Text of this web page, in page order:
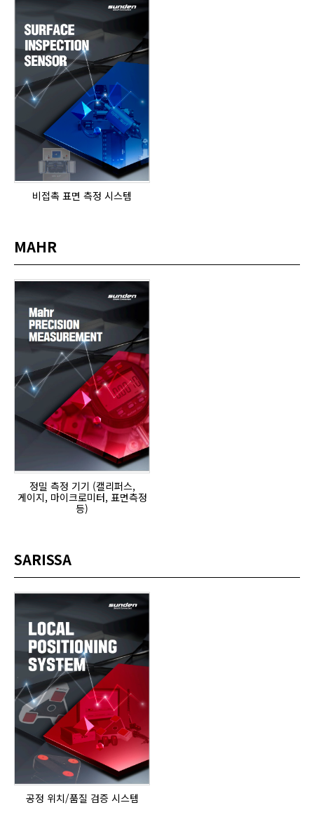
비접촉 표면 측정 시스템
MAHR
정밀 측정 기기 (캘리퍼스,
게이지, 마이크로미터, 표면측정
등)
SARISSA
공정 위치/품질 검증 시스템